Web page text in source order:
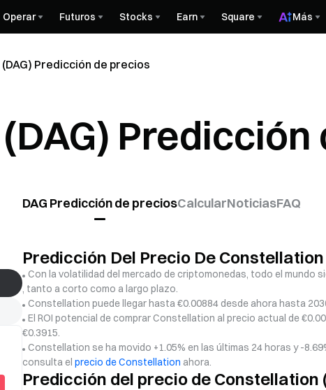
Operar Futuros Stocks Earn Square Más
Predicción de precios
Predicción
DAG Predicción de preciosCalcularNoticiasFAQ
Predicción Del Precio De
Con la volatilidad del mercado de criptomonedas, todo el mundo
, tanto a corto como a largo plazo.
Constellation puede llegar hasta €0.00884 desde ahora hasta
El ROI potencial de comprar Constellation al precio actual de
€0.3915.
Constellation se ha movido +1.05% en las últimas 24 horas y -
consulta el precio de Constellation ahora.
Predicción del precio de Constellation